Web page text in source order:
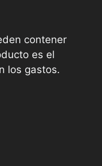
contener
es el
los gastos.